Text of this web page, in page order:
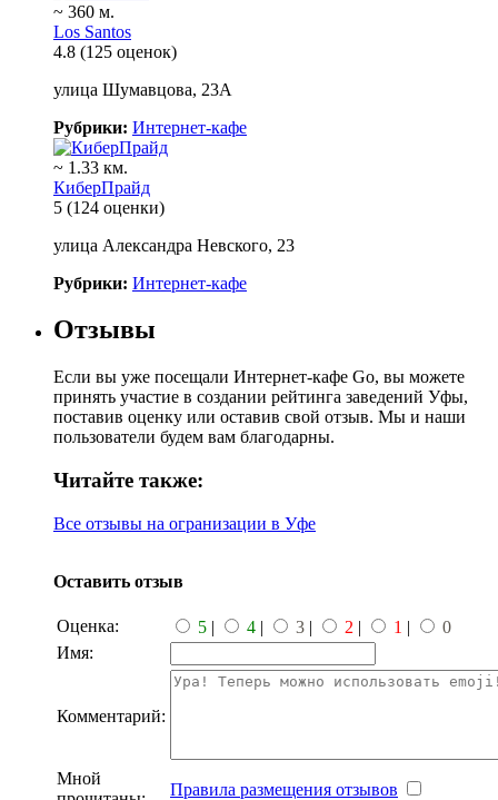
~ 360 м.
Los Santos
4.8 (125 оценок)
улица Шумавцова, 23А
Рубрики: Интернет-кафе
~ 1.33 км.
КиберПрайд
5 (124 оценки)
улица Александра Невского, 23
Рубрики: Интернет-кафе
Отзывы
Если вы уже посещали Интернет-кафе Go, вы можете
принять участие в создании рейтинга заведений Уфы,
поставив оценку или оставив свой отзыв. Мы и наши
пользователи будем вам благодарны.
Читайте также:
Все отзывы на огранизации в Уфе
Оставить отзыв
Оценка: 5 | 4 | 3 | 2 | 1 |
0
Имя:
Комментарий:
Мной
Правила размещения отзывов